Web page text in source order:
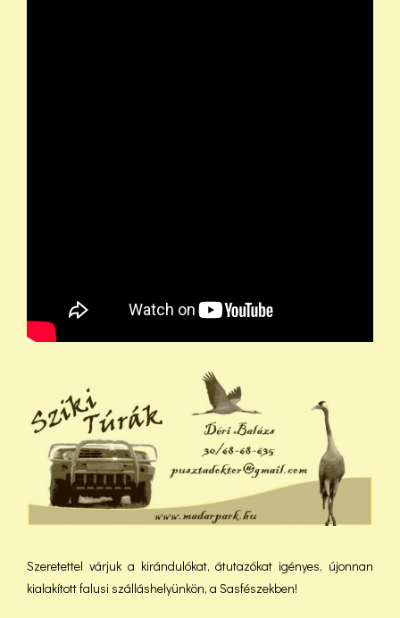
Szeretettel várjuk a kirándulókat, átutazókat igényes, újonnan
kialakított falusi szálláshelyünkön, a Sasfészekben!